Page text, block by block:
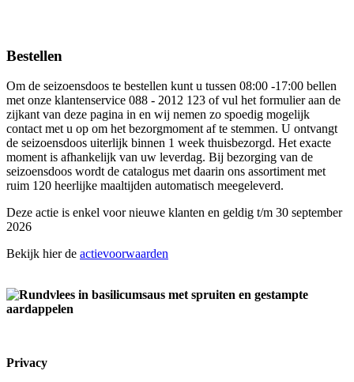
Bestellen
Om de seizoensdoos te bestellen kunt u tussen 08:00 -17:00 bellen
met onze klantenservice 088 - 2012 123 of vul het formulier aan de
zijkant van deze pagina in en wij nemen zo spoedig mogelijk
contact met u op om het bezorgmoment af te stemmen. U ontvangt
de seizoensdoos uiterlijk binnen 1 week thuisbezorgd. Het exacte
moment is afhankelijk van uw leverdag. Bij bezorging van de
seizoensdoos wordt de catalogus met daarin ons assortiment met
ruim 120 heerlijke maaltijden automatisch meegeleverd.
Deze actie is enkel voor nieuwe klanten en geldig t/m 30 september
2026
Bekijk hier de actievoorwaarden
Privacy